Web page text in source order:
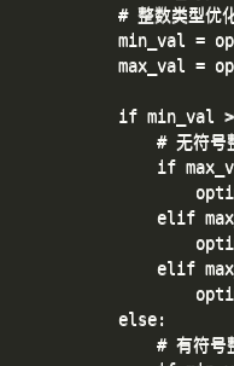
# 整数类型优
min_val =
max_val =
if min_val
# 无符号
if
elif
elif
else:
# 有符号